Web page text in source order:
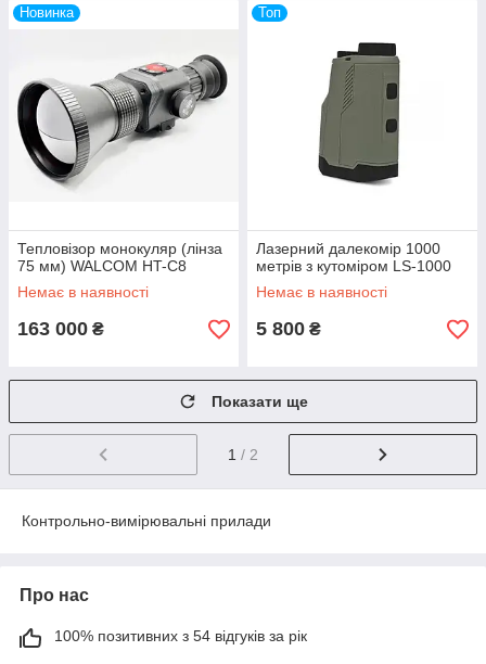
Новинка
Тепловізор монокуляр (лінза
75 мм) WALCOM HT-C8
Немає в наявності
163 000 ₴
Топ
Лазерний далекомір 1000
метрів з кутоміром LS-1000
Немає в наявності
5 800 ₴
Показати ще
1 / 2
Контрольно-вимірювальні прилади
Про нас
100% позитивних з 54 відгуків за рік